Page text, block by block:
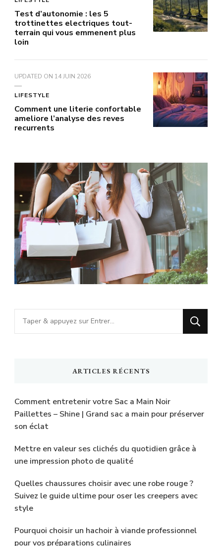
Test d’autonomie : les 5
trottinettes electriques tout-
terrain qui vous emmenent plus
loin
UPDATED ON 14 JUIN 2026
LIFESTYLE
Comment une literie confortable
ameliore l’analyse des reves
recurrents
Vous
recherchiez
ARTICLES RÉCENTS
Comment entretenir votre Sac a Main Noir
Paillettes – Shine | Grand sac a main pour préserver
son éclat
Mettre en valeur ses clichés du quotidien grâce à
une impression photo de qualité
Quelles chaussures choisir avec une robe rouge ?
Suivez le guide ultime pour oser les creepers avec
style
Pourquoi choisir un hachoir à viande professionnel
pour vos préparations culinaires